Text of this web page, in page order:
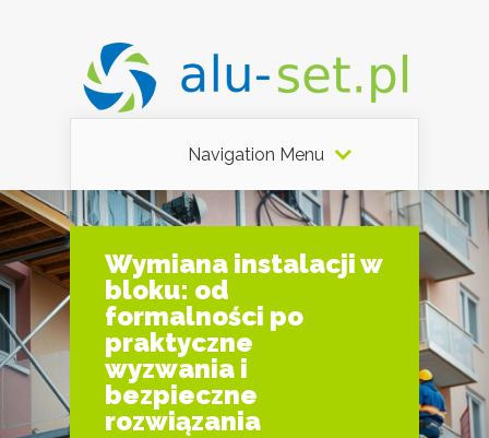
Navigation Menu
Wymiana instalacji w
bloku: od
formalności po
praktyczne
wyzwania i
bezpieczne
rozwiązania